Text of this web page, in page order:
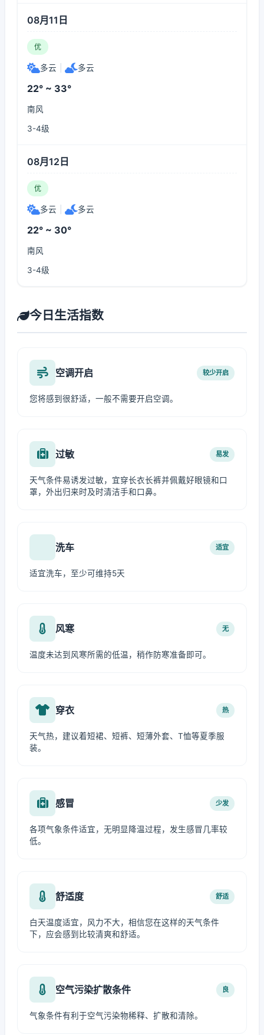
08月11日
优
多云 多云
22° ~ 33°
南风
3-4级
08月12日
优
多云 多云
22° ~ 30°
南风
3-4级
今日生活指数
空调开启 较少开启
您将感到很舒适，一般不需要开启空调。
过敏 易发
天气条件易诱发过敏，宜穿长衣长裤并佩戴好眼镜和口
罩，外出归来时及时清洁手和口鼻。
洗车 适宜
适宜洗车，至少可维持5天
风寒 无
温度未达到风寒所需的低温，稍作防寒准备即可。
穿衣 热
天气热，建议着短裙、短裤、短薄外套、T恤等夏季服
装。
感冒 少发
各项气象条件适宜，无明显降温过程，发生感冒几率较
低。
舒适度 舒适
白天温度适宜，风力不大，相信您在这样的天气条件
下，应会感到比较清爽和舒适。
空气污染扩散条件 良
气象条件有利于空气污染物稀释、扩散和清除。